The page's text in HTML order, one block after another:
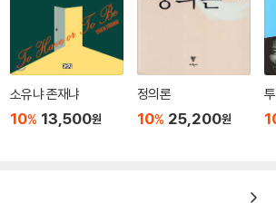
소유냐 존재냐
10% 13,500원
정의론
10% 25,200원